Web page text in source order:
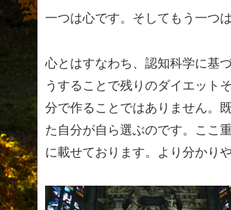
一つは心です。そしてもう一つ
心とはすなわち、認知科学に基
うすることで残りのダイエット
分で作ることではありません。
た自分が自ら選ぶのです。ここ
に載せております。より分かり